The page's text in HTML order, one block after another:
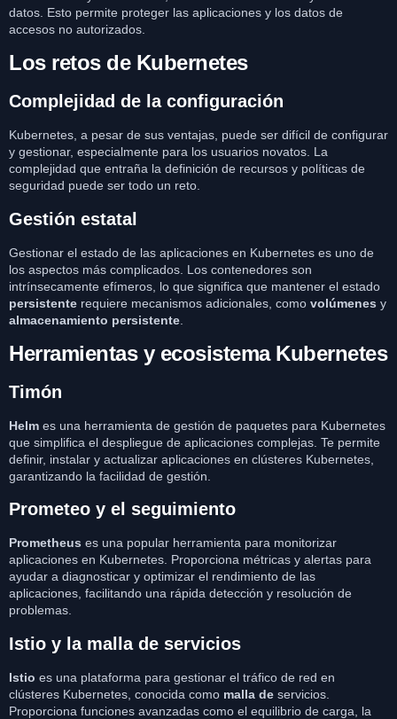
datos. Esto permite proteger las aplicaciones y los datos de
accesos no autorizados.
Los retos de Kubernetes
Complejidad de la configuración
Kubernetes, a pesar de sus ventajas, puede ser difícil de configurar
y gestionar, especialmente para los usuarios novatos. La
complejidad que entraña la definición de recursos y políticas de
seguridad puede ser todo un reto.
Gestión estatal
Gestionar el estado de las aplicaciones en Kubernetes es uno de
los aspectos más complicados. Los contenedores son
intrínsecamente efímeros, lo que significa que mantener el estado
persistente requiere mecanismos adicionales, como volúmenes y
almacenamiento persistente
Herramientas y ecosistema Kubernetes
Timón
Helm es una herramienta de gestión de paquetes para Kubernetes
que simplifica el despliegue de aplicaciones complejas. Te permite
definir, instalar y actualizar aplicaciones en clústeres Kubernetes,
garantizando la facilidad de gestión.
Prometeo y el seguimiento
Prometheus es una popular herramienta para monitorizar
aplicaciones en Kubernetes. Proporciona métricas y alertas para
ayudar a diagnosticar y optimizar el rendimiento de las
aplicaciones, facilitando una rápida detección y resolución de
problemas.
Istio y la malla de servicios
Istio es una plataforma para gestionar el tráfico de red en
clústeres Kubernetes, conocida como malla de servicios.
Proporciona funciones avanzadas como el equilibrio de carga, la